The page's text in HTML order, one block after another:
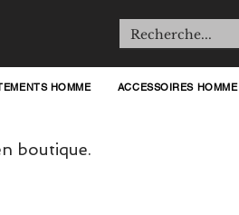
HOMME ACCESSOIRES HOMME
boutique.